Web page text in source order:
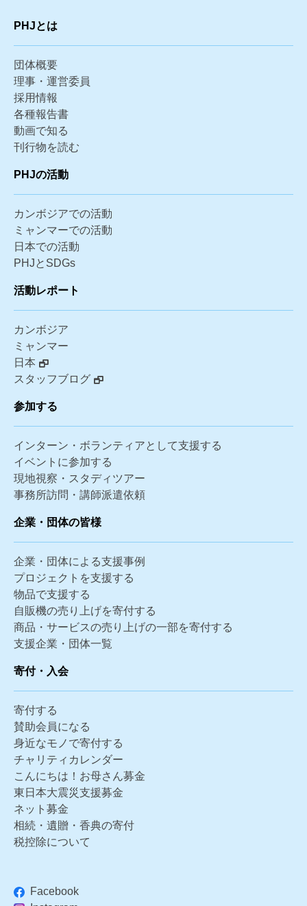
PHJとは
団体概要
理事・運営委員
採用情報
各種報告書
動画で知る
刊行物を読む
PHJの活動
カンボジアでの活動
ミャンマーでの活動
日本での活動
PHJとSDGs
活動レポート
カンボジア
ミャンマー
日本
スタッフブログ
参加する
インターン・ボランティアとして支援する
イベントに参加する
現地視察・スタディツアー
事務所訪問・講師派遣依頼
企業・団体の皆様
企業・団体による支援事例
プロジェクトを支援する
物品で支援する
自販機の売り上げを寄付する
商品・サービスの売り上げの一部を寄付する
支援企業・団体一覧
寄付・入会
寄付する
賛助会員になる
身近なモノで寄付する
チャリティカレンダー
こんにちは！お母さん募金
東日本大震災支援募金
ネット募金
相続・遺贈・香典の寄付
税控除について
Facebook